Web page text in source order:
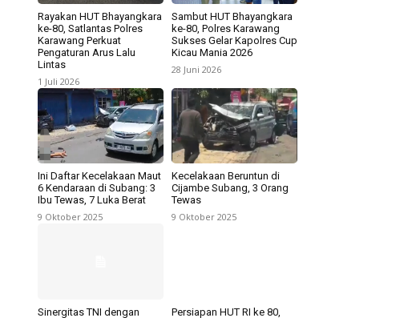
Rayakan HUT Bhayangkara
ke-80, Satlantas Polres
Karawang Perkuat
Pengaturan Arus Lalu
Lintas
1 Juli 2026
Sambut HUT Bhayangkara
ke-80, Polres Karawang
Sukses Gelar Kapolres Cup
Kicau Mania 2026
28 Juni 2026
Ini Daftar Kecelakaan Maut
6 Kendaraan di Subang: 3
Ibu Tewas, 7 Luka Berat
9 Oktober 2025
Kecelakaan Beruntun di
Cijambe Subang, 3 Orang
Tewas
9 Oktober 2025
Sinergitas TNI dengan
Persiapan HUT RI ke 80,